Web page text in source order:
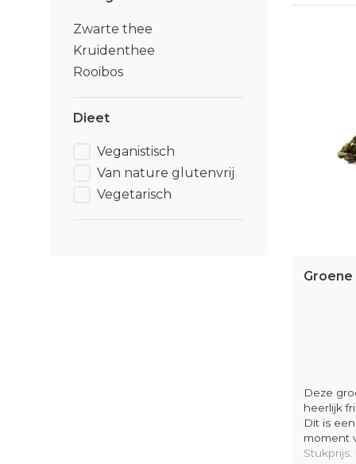
Zwarte thee
Kruidenthee
Rooibos
Dieet
Veganistisch
Van nature glutenvrij
Vegetarisch
zwarte
Wil je
Bij
Kamille
Deze
heerlijk
Dit is
moment